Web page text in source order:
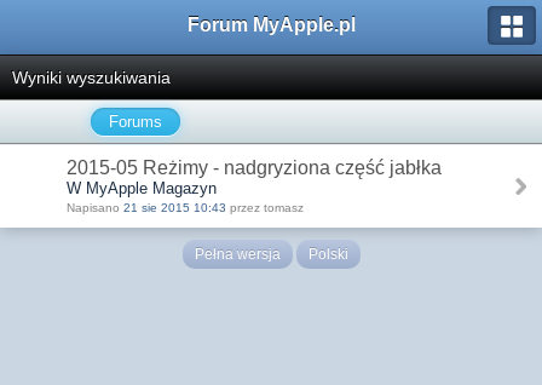
Forum MyApple.pl
Wyniki wyszukiwania
Forums
2015-05 Reżimy - nadgryziona część jabłka
W MyApple Magazyn
Napisano 21 sie 2015 10:43 przez tomasz
Pełna wersja Polski